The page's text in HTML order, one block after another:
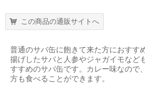
この商品の通販サイトへ
普通のサバ缶に飽きて来た方におすす
揚げしたサバと人参やジャガイモなど
すすめのサバ缶です。カレー味なので
方も食べることができます。